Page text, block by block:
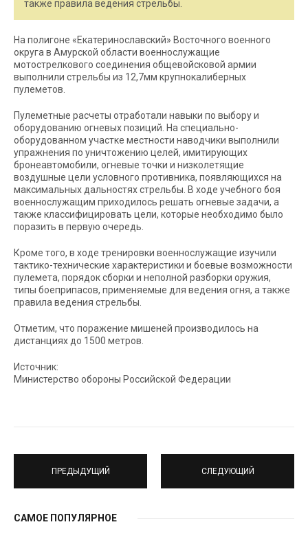
также правила ведения стрельбы.
На полигоне «Екатеринославский» Восточного военного
округа в Амурской области военнослужащие
мотострелкового соединения общевойсковой армии
выполнили стрельбы из 12,7мм крупнокалиберных
пулеметов.
Пулеметные расчеты отработали навыки по выбору и
оборудованию огневых позиций. На специально-
оборудованном участке местности наводчики выполнили
упражнения по уничтожению целей, имитирующих
бронеавтомобили, огневые точки и низколетящие
воздушные цели условного противника, появляющихся на
максимальных дальностях стрельбы. В ходе учебного боя
военнослужащим приходилось решать огневые задачи, а
также классифицировать цели, которые необходимо было
поразить в первую очередь.
Кроме того, в ходе тренировки военнослужащие изучили
тактико-технические характеристики и боевые возможности
пулемета, порядок сборки и неполной разборки оружия,
типы боеприпасов, применяемые для ведения огня, а также
правила ведения стрельбы.
Отметим, что поражение мишеней производилось на
дистанциях до 1500 метров.
Источник:
Министерство обороны Российской Федерации
ПРЕДЫДУЩИЙ СЛЕДУЮЩИЙ
САМОЕ ПОПУЛЯРНОЕ